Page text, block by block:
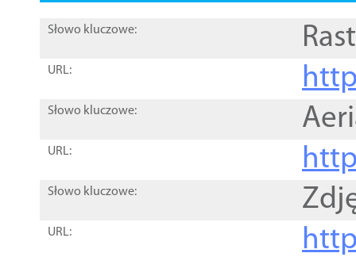
Słowo kluczowe:
URL:
Słowo kluczowe:
URL:
Słowo kluczowe:
URL: